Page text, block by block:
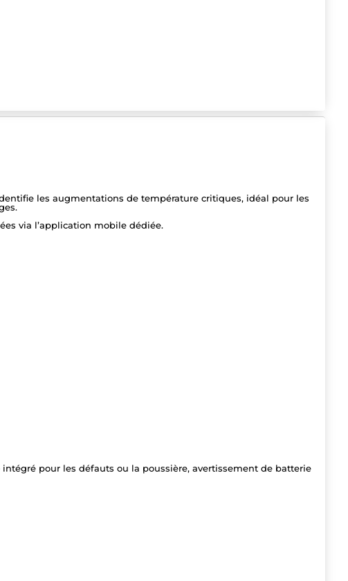
les augmentations de température critiques, idéal pour les
via l’application mobile dédiée.
pour les défauts ou la poussière, avertissement de batterie